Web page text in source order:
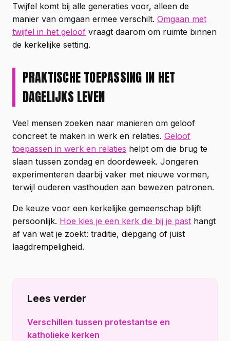
Twijfel komt bij alle generaties voor, alleen de
manier van omgaan ermee verschilt. Omgaan met
twijfel in het geloof vraagt daarom om ruimte binnen
de kerkelijke setting.
PRAKTISCHE TOEPASSING IN HET
DAGELIJKS LEVEN
Veel mensen zoeken naar manieren om geloof
concreet te maken in werk en relaties. Geloof
toepassen in werk en relaties helpt om die brug te
slaan tussen zondag en doordeweek. Jongeren
experimenteren daarbij vaker met nieuwe vormen,
terwijl ouderen vasthouden aan bewezen patronen.
De keuze voor een kerkelijke gemeenschap blijft
persoonlijk. Hoe kies je een kerk die bij je past hangt
af van wat je zoekt: traditie, diepgang of juist
laagdrempeligheid.
Lees verder
Verschillen tussen protestantse en
katholieke kerken